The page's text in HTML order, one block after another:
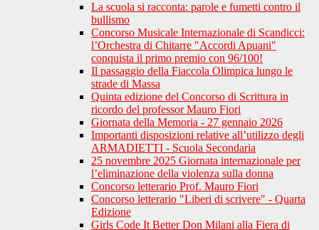
La scuola si racconta: parole e fumetti contro il
bullismo
Concorso Musicale Internazionale di Scandicci:
l’Orchestra di Chitarre "Accordi Apuani"
conquista il primo premio con 96/100!
Il passaggio della Fiaccola Olimpica lungo le
strade di Massa
Quinta edizione del Concorso di Scrittura in
ricordo del professor Mauro Fiori
Giornata della Memoria - 27 gennaio 2026
Importanti disposizioni relative all’utilizzo degli
ARMADIETTI - Scuola Secondaria
25 novembre 2025 Giornata internazionale per
l’eliminazione della violenza sulla donna
Concorso letterario Prof. Mauro Fiori
Concorso letterario "Liberi di scrivere" - Quarta
Edizione
Girls Code It Better Don Milani alla Fiera di